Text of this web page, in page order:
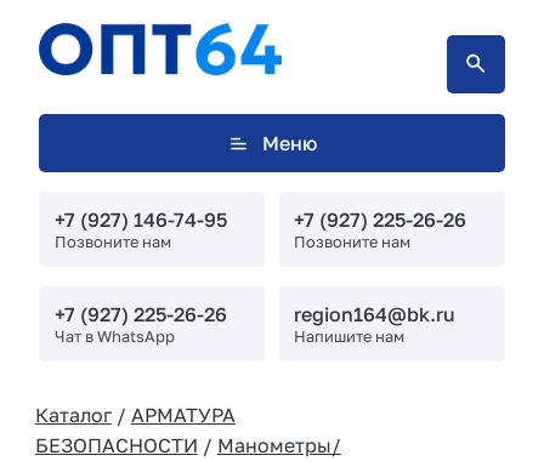
Меню
+7 (927) 146-74-95
Позвоните нам
+7 (927) 225-26-26
Позвоните нам
+7 (927) 225-26-26
Чат в WhatsApp
region164@bk.ru
Напишите нам
Каталог/ АРМАТУРА
БЕЗОПАСНОСТИ / Манометры/